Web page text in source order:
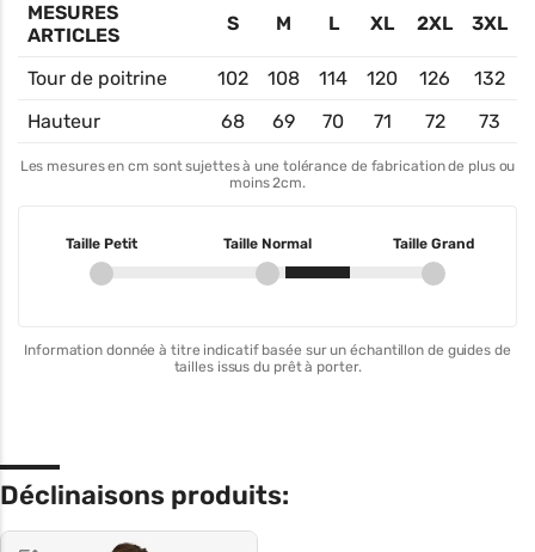
MESURES
ARTICLES
S M L XL 2XL 3XL
Tour de poitrine 102 108 114 120 126
132
Hauteur
68 69 70 71 72 73
Les mesures en cm sont sujettes à une tolérance de fabrication de plus ou
moins 2cm.
Taille Petit Taille Normal Taille Grand
Information donnée à titre indicatif basée sur un échantillon de guides de
tailles issus du prêt à porter.
Déclinaisons produits: